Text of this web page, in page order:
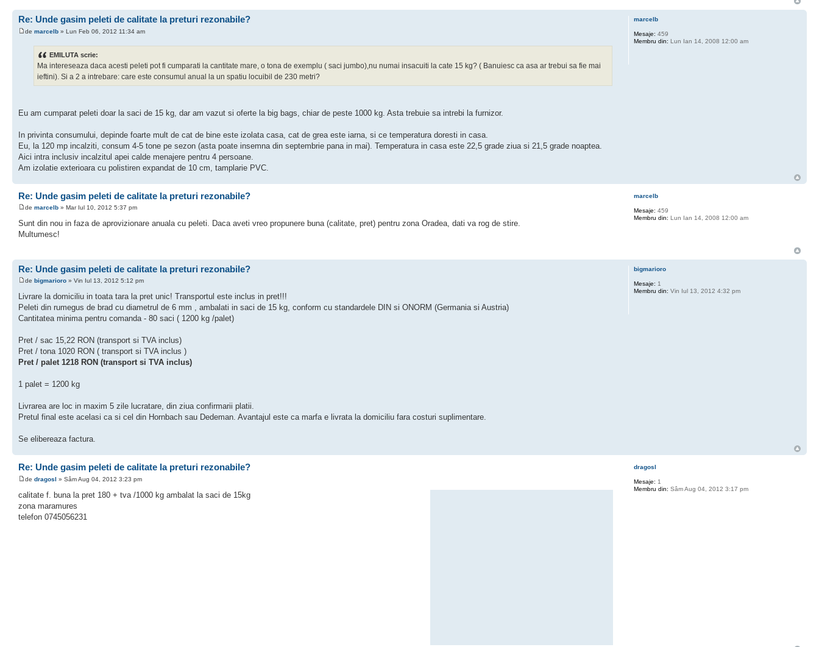
Re: Unde gasim peleti de calitate la preturi rezonabile?
de marcelb » Lun Feb 06, 2012 11:34 am
EMILUTA scrie:
Ma intereseaza daca acesti peleti pot fi cumparati la cantitate mare, o tona de exemplu ( saci jumbo),nu numai insacuiti la cate 15 kg? ( Banuiesc ca asa ar trebui sa fie mai
ieftini). Si a 2 a intrebare: care este consumul anual la un spatiu locuibil de 230 metri?
Eu am cumparat peleti doar la saci de 15 kg, dar am vazut si oferte la big bags, chiar de peste 1000 kg. Asta trebuie sa intrebi la furnizor.
In privinta consumului, depinde foarte mult de cat de bine este izolata casa, cat de grea este iarna, si ce temperatura doresti in casa.
Eu, la 120 mp incalziti, consum 4-5 tone pe sezon (asta poate insemna din septembrie pana in mai). Temperatura in casa este 22,5 grade ziua si 21,5 grade noaptea.
Aici intra inclusiv incalzitul apei calde menajere pentru 4 persoane.
Am izolatie exterioara cu polistiren expandat de 10 cm, tamplarie PVC.
marcelb
Mesaje: 459
Membru din: Lun Ian 14, 2008 12:00 am
Re: Unde gasim peleti de calitate la preturi rezonabile?
de marcelb » Mar Iul 10, 2012 5:37 pm
Sunt din nou in faza de aprovizionare anuala cu peleti. Daca aveti vreo propunere buna (calitate, pret) pentru zona Oradea, dati va rog de stire.
Multumesc!
marcelb
Mesaje: 459
Membru din: Lun Ian 14, 2008 12:00 am
Re: Unde gasim peleti de calitate la preturi rezonabile?
de bigmarioro » Vin Iul 13, 2012 5:12 pm
Livrare la domiciliu in toata tara la pret unic! Transportul este inclus in pret!!!
Peleti din rumegus de brad cu diametrul de 6 mm , ambalati in saci de 15 kg, conform cu standardele DIN si ONORM (Germania si Austria)
Cantitatea minima pentru comanda - 80 saci ( 1200 kg /palet)
Pret / sac 15,22 RON (transport si TVA inclus)
Pret / tona 1020 RON ( transport si TVA inclus )
Pret / palet 1218 RON (transport si TVA inclus)
1 palet = 1200 kg
Livrarea are loc in maxim 5 zile lucratare, din ziua confirmarii platii.
Pretul final este acelasi ca si cel din Hornbach sau Dedeman. Avantajul este ca marfa e livrata la domiciliu fara costuri suplimentare.
Se elibereaza factura.
bigmarioro
Mesaje: 1
Membru din: Vin Iul 13, 2012 4:32 pm
Re: Unde gasim peleti de calitate la preturi rezonabile?
de dragosl » Sâm Aug 04, 2012 3:23 pm
calitate f. buna la pret 180 + tva /1000 kg ambalat la saci de 15kg
zona maramures
telefon 0745056231
dragosl
Mesaje: 1
Membru din: Sâm Aug 04, 2012 3:17 pm